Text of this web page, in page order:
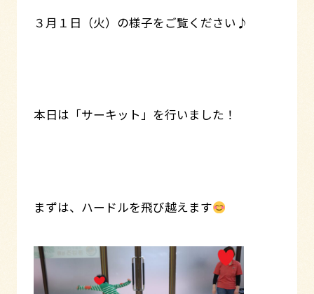
３月１日（火）の様子をご覧ください♪
本日は「サーキット」を行いました！
まずは、ハードルを飛び越えます